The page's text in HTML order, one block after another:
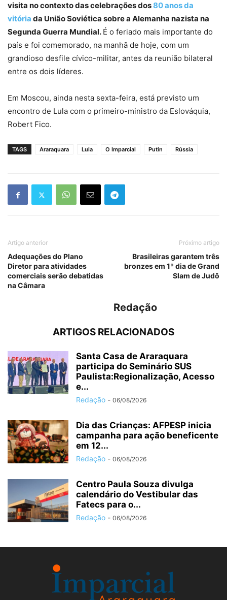
visita no contexto das celebrações dos80 anos da
vitória da União Soviética sobre a Alemanha nazista na
Segunda Guerra Mundial. É o feriado mais importante do
país e foi comemorado, na manhã de hoje, com um
grandioso desfile cívico-militar, antes da reunião bilateral
entre os dois líderes.
Em Moscou, ainda nesta sexta-feira, está previsto um
encontro de Lula com o primeiro-ministro da Eslováquia,
Robert Fico.
TAGS Araraquara Lula O Imparcial Putin Rússia
Artigo anterior
Adequações do Plano
Diretor para atividades
comerciais serão debatidas
na Câmara
Próximo artigo
Brasileiras garantem três
bronzes em 1º dia de Grand
Slam de Judô
Redação
ARTIGOS RELACIONADOS
Santa Casa de Araraquara
participa do Seminário SUS
Paulista:Regionalização, Acesso
e...
Redação - 06/08/2026
Dia das Crianças: AFPESP inicia
campanha para ação beneficente
em 12...
Redação - 06/08/2026
Centro Paula Souza divulga
calendário do Vestibular das
Fatecs para o...
Redação - 06/08/2026